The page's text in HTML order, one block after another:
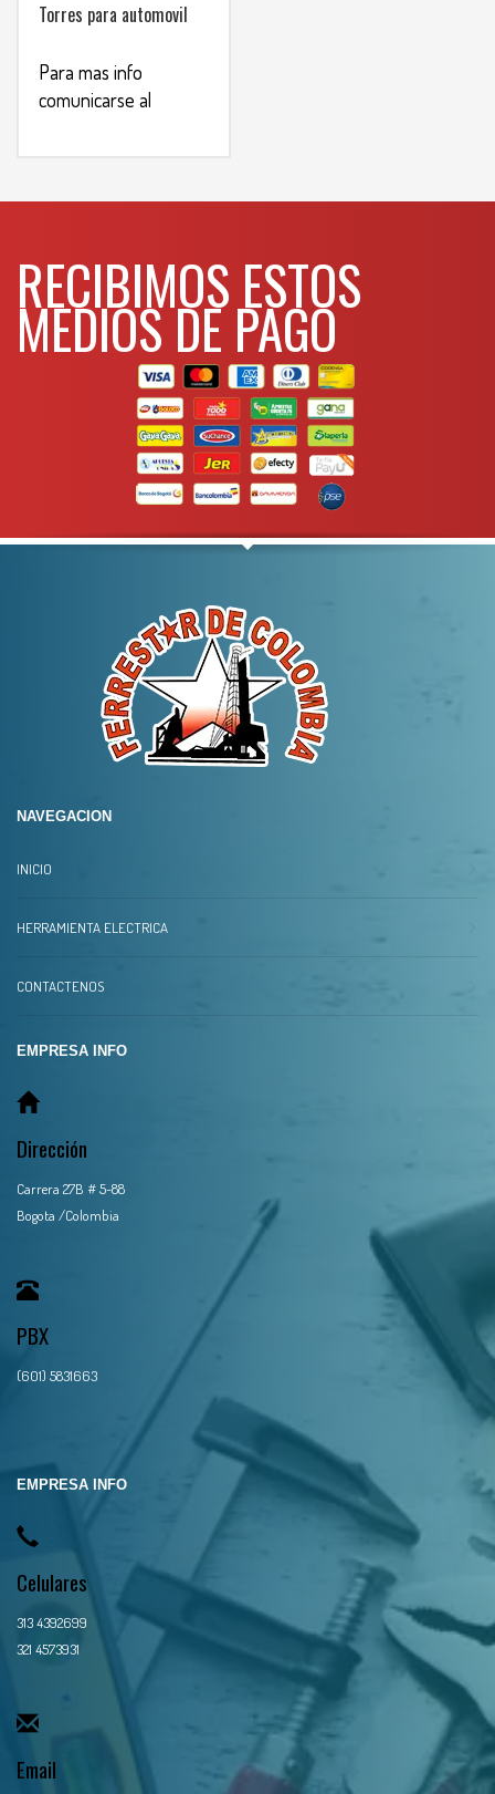
Torres para automovil
Para mas info
comunicarse al
RECIBIMOS ESTOS
MEDIOS DE PAGO
NAVEGACION
INICIO
HERRAMIENTA ELECTRICA
CONTACTENOS
EMPRESA INFO
Dirección
Carrera 27B # 5-88
Bogota /Colombia
PBX
(601) 5831663
EMPRESA INFO
Celulares
313 4392699
321 4573931
Email